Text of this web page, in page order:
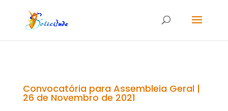
Convocatória para Assembleia Geral |
26 de Novembro de 2021